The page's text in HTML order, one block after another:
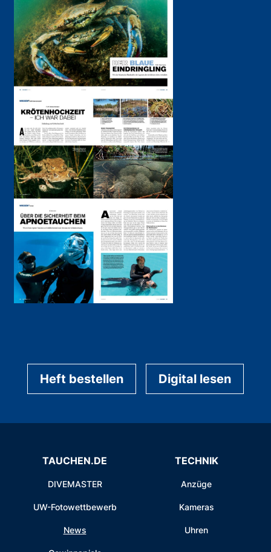
Heft bestellen Digital lesen
TAUCHEN.DE
DIVEMASTER
UW-Fotowettbewerb
News
TECHNIK
Anzüge
Kameras
Uhren